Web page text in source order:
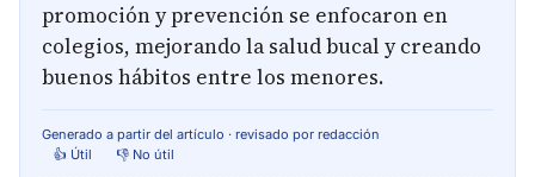
promoción y prevención se enfocaron en
colegios, mejorando la salud bucal y creando
buenos hábitos entre los menores.
Generado a partir del artículo · revisado por redacción
👍 Útil
👎 No útil